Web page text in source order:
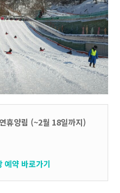
휴양림 (~2월 18일까지)
예약 바로가기